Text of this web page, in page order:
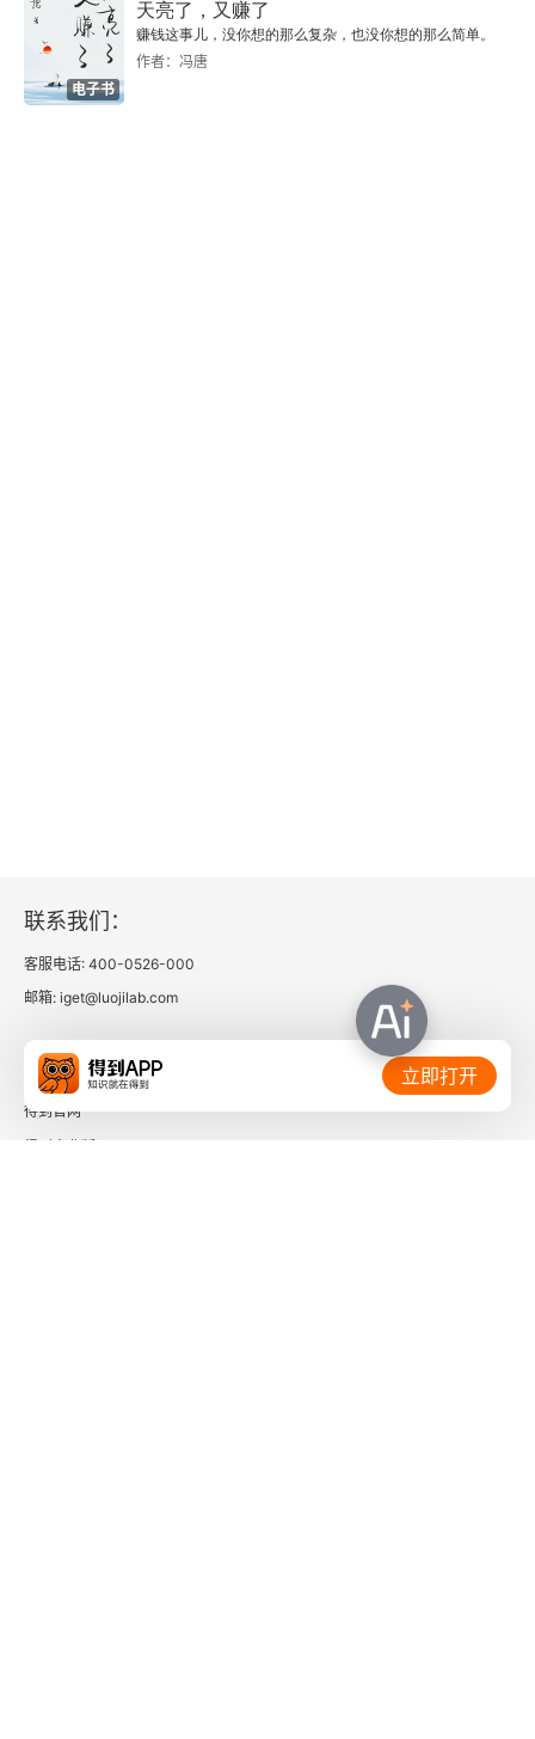
电子书
天亮了，又赚了
赚钱这事儿，没你想的那么复杂，也没你想的那么简单。
作者：冯唐
联系我们：
客服电话: 400-0526-000
邮箱: iget@luojilab.com
相关链接：
得到官网
立即打开